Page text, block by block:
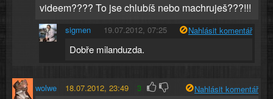
videem???? To jse chlubíš nebo machruješ???!!!
sigmen 19.07.2012, 07:25 Nahlásit komentář
Dobře milanduzda.
wolwe 18.07.2012, 23:49 3 Nahlásit komentář